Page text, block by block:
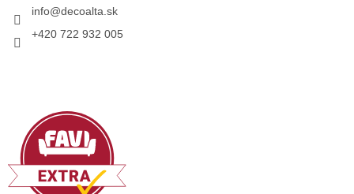
info@decoalta.sk
+420 722 932 005